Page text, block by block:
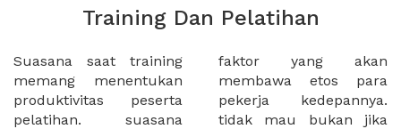
Training Dan Pelatihan
Suasana saat training
memang menentukan
produktivitas peserta
pelatihan. suasana
faktor yang akan
membawa etos para
pekerja kedepannya.
tidak mau bukan jika